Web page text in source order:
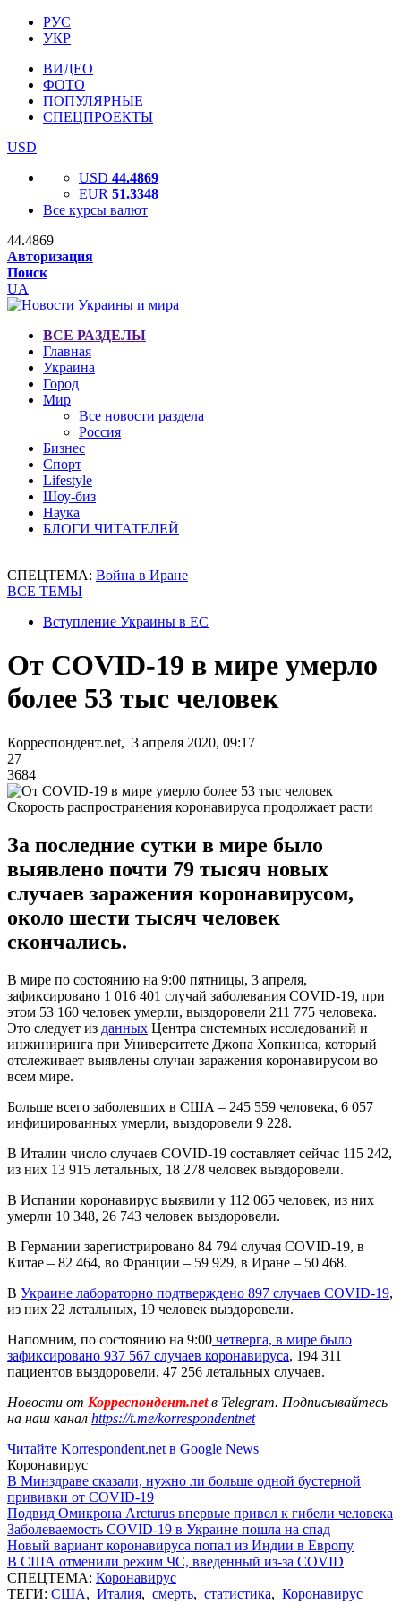
РУС
УКР
ВИДЕО
ФОТО
ПОПУЛЯРНЫЕ
СПЕЦПРОЕКТЫ
USD
USD 44.4869
EUR 51.3348
Все курсы валют
44.4869
Авторизация
Поиск
UA
ВСЕ РАЗДЕЛЫ
Главная
Украина
Город
Мир
Все новости раздела
Россия
Бизнес
Спорт
Lifestyle
Шоу-биз
Наука
БЛОГИ ЧИТАТЕЛЕЙ
СПЕЦТЕМА: Война в Иране
ВСЕ ТЕМЫ
Вступление Украины в ЕС
От СОVID-19 в мире умерло
более 53 тыс человек
Корреспондент.net, 3 апреля 2020, 09:17
27
3684
Скорость распространения коронавируса продолжает расти
За последние сутки в мире было
выявлено почти 79 тысяч новых
случаев заражения коронавирусом,
около шести тысяч человек
скончались.
В мире по состоянию на 9:00 пятницы, 3 апреля,
зафиксировано 1 016 401 случай заболевания СОVID-19, при
этом 53 160 человек умерли, выздоровели 211 775 человека.
Это следует из данных Центра системных исследований и
инжиниринга при Университете Джона Хопкинса, который
отслеживает выявлены случаи заражения коронавирусом во
всем мире.
Больше всего заболевших в США – 245 559 человека, 6 057
инфицированных умерли, выздоровели 9 228.
В Италии число случаев СОVID-19 составляет сейчас 115 242,
из них 13 915 летальных, 18 278 человек выздоровели.
В Испании коронавирус выявили у 112 065 человек, из них
умерли 10 348, 26 743 человек выздоровели.
В Германии зарегистрировано 84 794 случая СОVID-19, в
Китае – 82 464, во Франции – 59 929, в Иране – 50 468.
В Украине лабораторно подтверждено 897 случаев COVID-19,
из них 22 летальных, 19 человек выздоровели.
Напомним, по состоянию на 9:00 четверга, в мире было
зафиксировано 937 567 случаев коронавируса, 194 311
пациентов выздоровели, 47 256 летальных случаев.
Новости от Корреспондент.netв Telegram. Подписывайтесь
на наш канал https://t.me/korrespondentnet
Читайте Korrespondent.net в Google News
Коронавирус
В Минздраве сказали, нужно ли больше одной бустерной
прививки от COVID-19
Подвид Омикрона Arcturus впервые привел к гибели человека
Заболеваемость COVID-19 в Украине пошла на спад
Новый вариант коронавируса попал из Индии в Европу
В США отменили режим ЧС, введенный из-за COVID
СПЕЦТЕМА: Коронавирус
ТЕГИ: США, Италия, смерть, статистика, Коронавирус